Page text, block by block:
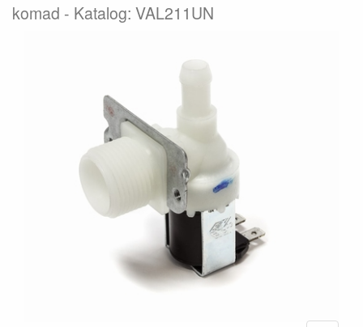
komad Katalog: VAL211UN